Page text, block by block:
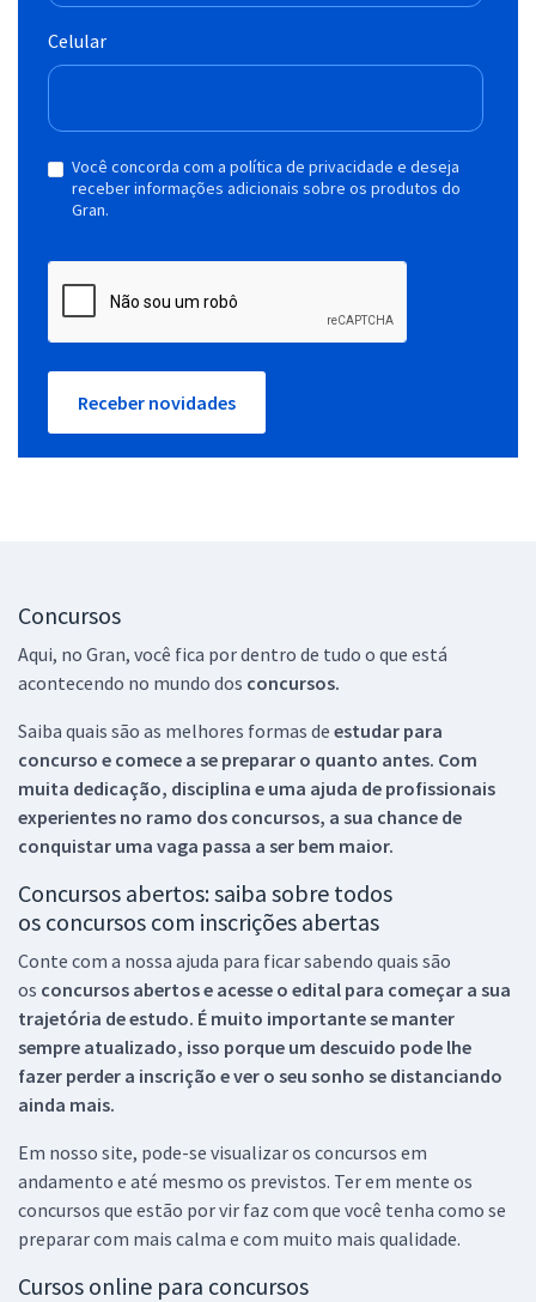
Celular
Você concorda com a política de privacidade e deseja
receber informações adicionais sobre os produtos do
Gran.
Receber novidades
Concursos
Aqui, no Gran, você fica por dentro de tudo o que está
acontecendo no mundo dos concursos.
Saiba quais são as melhores formas de estudar para
concurso e comece a se preparar o quanto antes. Com
muita dedicação, disciplina e uma ajuda de profissionais
experientes no ramo dos concursos, a sua chance de
conquistar uma vaga passa a ser bem maior.
Concursos abertos: saiba sobre todos
os concursos com inscrições abertas
Conte com a nossa ajuda para ficar sabendo quais são
os concursos abertos e acesse o edital para começar a sua
trajetória de estudo. É muito importante se manter
sempre atualizado, isso porque um descuido pode lhe
fazer perder a inscrição e ver o seu sonho se distanciando
ainda mais.
Em nosso site, pode-se visualizar os concursos em
andamento e até mesmo os previstos. Ter em mente os
concursos que estão por vir faz com que você tenha como se
preparar com mais calma e com muito mais qualidade.
Cursos online para concursos